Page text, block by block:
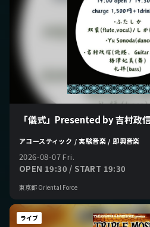
「儀式」Presented by 吉村政
アコースティック / 実験音楽 / 即興音楽
2026-08-07 Fri.
OPEN 19:30 / START 19:30
東京都 Oriental Force
ライブ